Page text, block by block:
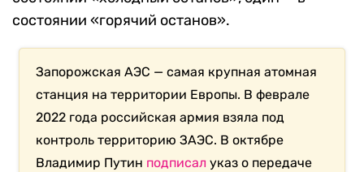
состоянии «горячий останов».
Запорожская АЭС — самая крупная атомная
станция на территории Европы. В феврале
2022 года российская армия взяла под
контроль территорию ЗАЭС. В октябре
Владимир Путин подписал указ о передаче